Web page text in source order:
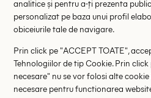
analitice și pentru a-ți prezenta
personalizat pe baza unui profil
obiceiurile tale de navigare.
Prin click pe "ACCEPT TOATE",
Tehnologiilor de tip Cookie. Prin click
necesare" nu se vor folosi alte
necesare pentru functionarea